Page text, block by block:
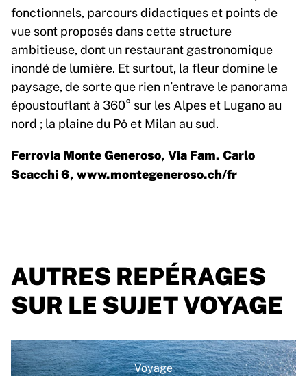
fonctionnels, parcours didactiques et points de
vue sont proposés dans cette structure
ambitieuse, dont un restaurant gastronomique
inondé de lumière. Et surtout, la fleur domine le
paysage, de sorte que rien n’entrave le panorama
époustouflant à 360° sur les Alpes et Lugano au
nord ; la plaine du Pô et Milan au sud.
Ferrovia Monte Generoso, Via Fam. Carlo
Scacchi 6, www.montegeneroso.ch/fr
AUTRES REPÉRAGES
SUR LE SUJET VOYAGE
Voyage